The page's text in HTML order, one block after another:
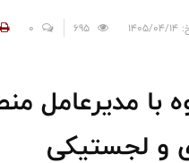
0
با مدیرعامل
و لجستیکی